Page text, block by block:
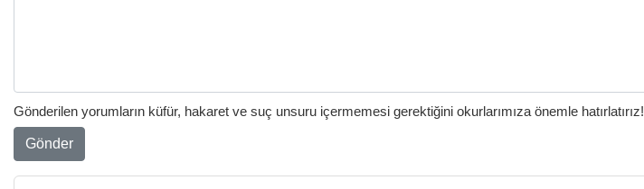
Gönderilen yorumların küfür, hakaret ve suç unsuru içermemesi gerektiğini okurlarımıza önemle hatırlatırız!
Gönder